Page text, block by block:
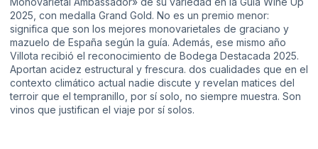
2025, con medalla Grand Gold. No es un premio menor:
significa que son los mejores monovarietales de graciano y
mazuelo de España según la guía. Además, ese mismo año
Villota recibió el reconocimiento de Bodega Destacada 2025.
Aportan acidez estructural y frescura. dos cualidades que en el
contexto climático actual nadie discute y revelan matices del
terroir que el tempranillo, por sí solo, no siempre muestra. Son
vinos que justifican el viaje por sí solos.